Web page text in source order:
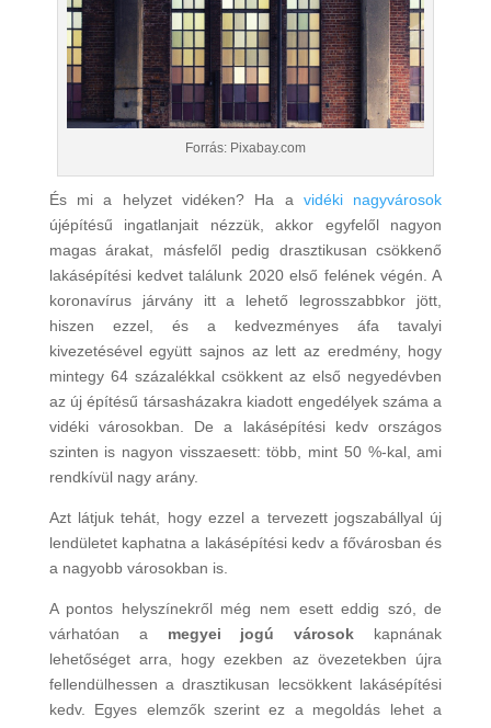
Forrás: Pixabay.com
És mi a helyzet vidéken? Ha a vidéki nagyvárosok
újépítésű ingatlanjait nézzük, akkor egyfelől nagyon
magas árakat, másfelől pedig drasztikusan csökkenő
lakásépítési kedvet találunk 2020 első felének végén. A
koronavírus járvány itt a lehető legrosszabbkor jött,
hiszen ezzel, és a kedvezményes áfa tavalyi
kivezetésével együtt sajnos az lett az eredmény, hogy
mintegy 64 százalékkal csökkent az első negyedévben
az új építésű társasházakra kiadott engedélyek száma a
vidéki városokban. De a lakásépítési kedv országos
szinten is nagyon visszaesett: több, mint 50 %-kal, ami
rendkívül nagy arány.
Azt látjuk tehát, hogy ezzel a tervezett jogszabállyal új
lendületet kaphatna a lakásépítési kedv a fővárosban és
a nagyobb városokban is.
A pontos helyszínekről még nem esett eddig szó, de
várhatóan a megyei jogú városok kapnának
lehetőséget arra, hogy ezekben az övezetekben újra
fellendülhessen a drasztikusan lecsökkent lakásépítési
kedv. Egyes elemzők szerint ez a megoldás lehet a